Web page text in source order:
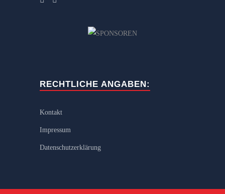
RECHTLICHE ANGABEN:
Kontakt
Impressum
Datenschutzerklärung